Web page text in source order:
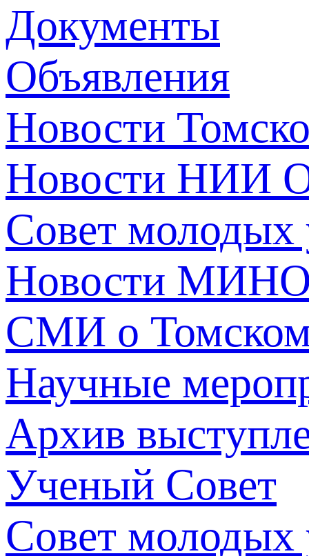
Документы
Объявления
Новости
Новости НИИ
Совет молодых
Новости
СМИ о
Научные
Архив
Ученый Совет
Совет молодых